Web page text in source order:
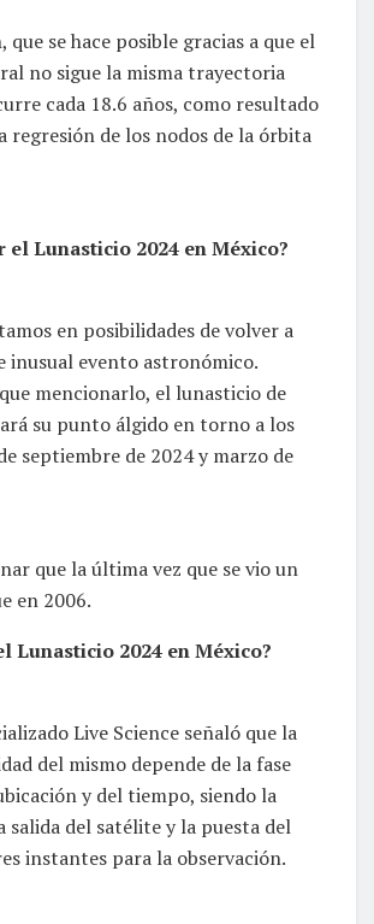
que se hace posible gracias a que el
no sigue la misma trayectoria
cada 18.6 años, como resultado
regresión de los nodos de la órbita
el Lunasticio 2024 en México?
en posibilidades de volver a
inusual evento astronómico.
mencionarlo, el lunasticio de
su punto álgido en torno a los
septiembre de 2024 y marzo de
que la última vez que se vio un
en 2006.
Lunasticio 2024 en México?
Live Science señaló que la
del mismo depende de la fase
y del tiempo, siendo la
salida del satélite y la puesta del
instantes para la observación.